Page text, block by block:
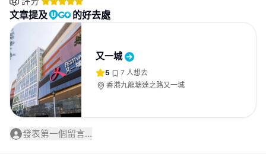
文章提及 的好去處
又一城
5 7 人想去
香港九龍塘達之路又一城
發表第一個留言...